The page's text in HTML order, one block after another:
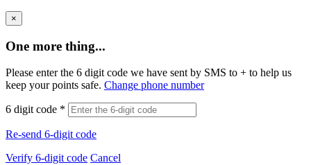
×
One more thing...
Please enter the 6 digit code we have sent by SMS to + to help us
keep your points safe. Change phone number
6 digit code *
Re-send 6-digit code
Verify 6-digit code Cancel